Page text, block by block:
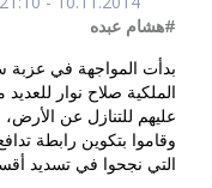
#هشام عبده
الملكية صلاح نوار
عليهم للتنازل عن
وقاموا بتكوين رابطة
التي نجحوا في تسديد